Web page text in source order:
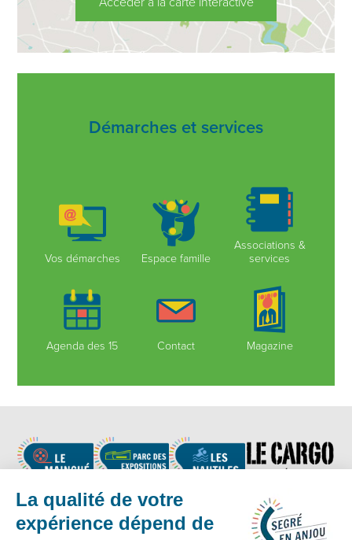
Démarches et services
Vos démarches Espace famille
Associations &
services
Agenda des 15 Contact Magazine